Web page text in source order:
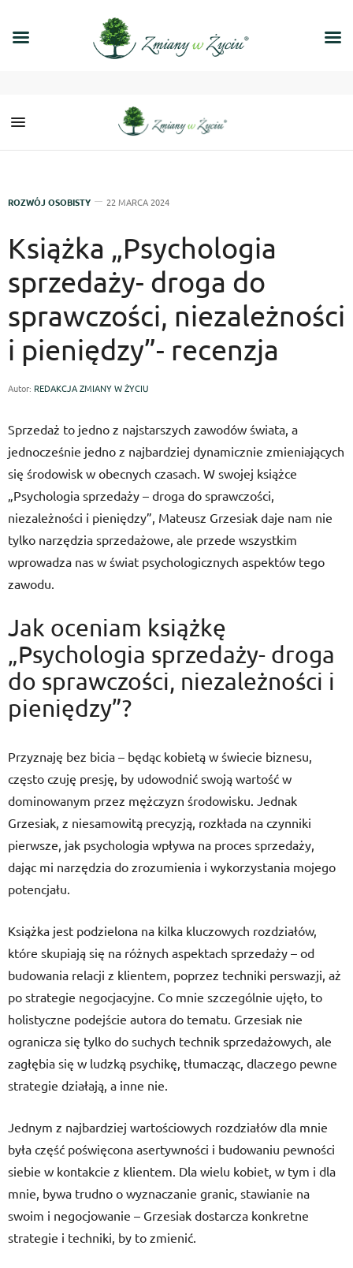
ROZWÓJ OSOBISTY 22 MARCA 2024
Książka „Psychologia
sprzedaży- droga do
sprawczości, niezależności
i pieniędzy”- recenzja
Autor: REDAKCJA ZMIANY W ŻYCIU
Sprzedaż to jedno z najstarszych zawodów świata, a
jednocześnie jedno z najbardziej dynamicznie zmieniających
się środowisk w obecnych czasach. W swojej książce
„Psychologia sprzedaży – droga do sprawczości,
niezależności i pieniędzy”, Mateusz Grzesiak daje nam nie
tylko narzędzia sprzedażowe, ale przede wszystkim
wprowadza nas w świat psychologicznych aspektów tego
zawodu.
Jak oceniam książkę
„Psychologia sprzedaży- droga
do sprawczości, niezależności i
pieniędzy”?
Przyznaję bez bicia – będąc kobietą w świecie biznesu,
często czuję presję, by udowodnić swoją wartość w
dominowanym przez mężczyzn środowisku. Jednak
Grzesiak, z niesamowitą precyzją, rozkłada na czynniki
pierwsze, jak psychologia wpływa na proces sprzedaży,
dając mi narzędzia do zrozumienia i wykorzystania mojego
potencjału.
Książka jest podzielona na kilka kluczowych rozdziałów,
które skupiają się na różnych aspektach sprzedaży – od
budowania relacji z klientem, poprzez techniki perswazji, aż
po strategie negocjacyjne. Co mnie szczególnie ujęło, to
holistyczne podejście autora do tematu. Grzesiak nie
ogranicza się tylko do suchych technik sprzedażowych, ale
zagłębia się w ludzką psychikę, tłumacząc, dlaczego pewne
strategie działają, a inne nie.
Jednym z najbardziej wartościowych rozdziałów dla mnie
była część poświęcona asertywności i budowaniu pewności
siebie w kontakcie z klientem. Dla wielu kobiet, w tym i dla
mnie, bywa trudno o wyznaczanie granic, stawianie na
swoim i negocjowanie – Grzesiak dostarcza konkretne
strategie i techniki, by to zmienić.